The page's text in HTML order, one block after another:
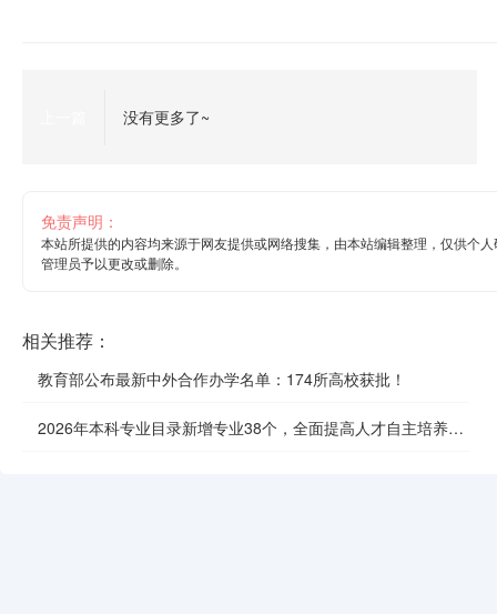
没有更多了~
免责声明：
本站所提供的内容均来源于网友提供或网络搜集，由本站编辑整理，仅供个
管理员予以更改或删除。
相关推荐：
教育部公布最新中外合作办学名单：174所高校获批！
2026年本科专业目录新增专业38个，全面提高人才自主培养质